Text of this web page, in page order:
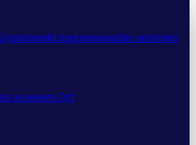
gegeneinander antreten
an einem Ort